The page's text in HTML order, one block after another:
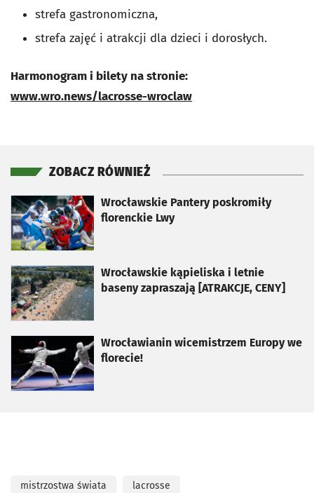
strefa gastronomiczna,
strefa zajęć i atrakcji dla dzieci i dorosłych.
Harmonogram i bilety na stronie:
www.wro.news/lacrosse-wroclaw
ZOBACZ RÓWNIEŻ
Wrocławskie Pantery poskromiły
florenckie Lwy
otworzy się w nowej karcie
Wrocławskie kąpieliska i letnie
baseny zapraszają [ATRAKCJE, CENY]
otworzy się w nowej karcie
Wrocławianin wicemistrzem Europy we
florecie!
otworzy się w nowej karcie
mistrzostwa świata lacrosse